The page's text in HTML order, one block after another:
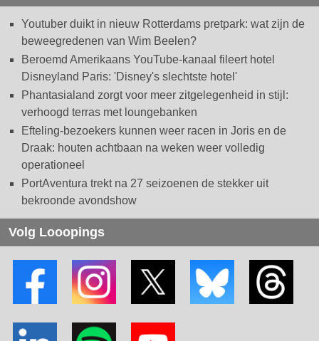
Youtuber duikt in nieuw Rotterdams pretpark: wat zijn de
beweegredenen van Wim Beelen?
Beroemd Amerikaans YouTube-kanaal fileert hotel
Disneyland Paris: 'Disney's slechtste hotel'
Phantasialand zorgt voor meer zitgelegenheid in stijl:
verhoogd terras met loungebanken
Efteling-bezoekers kunnen weer racen in Joris en de
Draak: houten achtbaan na weken weer volledig
operationeel
PortAventura trekt na 27 seizoenen de stekker uit
bekroonde avondshow
Volg Looopings